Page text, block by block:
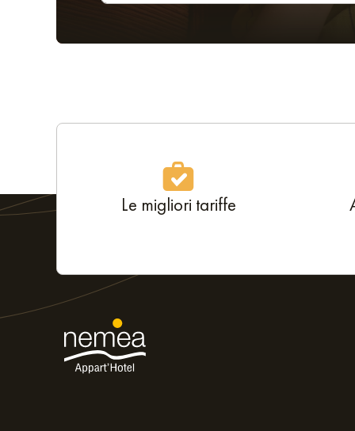
Le migliori tariffe